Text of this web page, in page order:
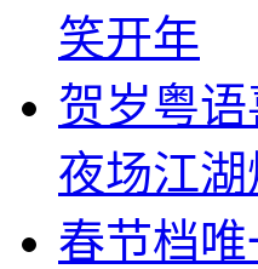
笑开年
贺岁粤
夜场江
春节档